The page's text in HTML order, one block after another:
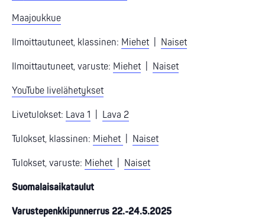
Maajoukkue
Ilmoittautuneet, klassinen: Miehet Naiset
Ilmoittautuneet, varuste: Miehet Naiset
YouTube livelähetykset
Livetulokset: Lava 1 Lava 2
Tulokset, klassinen: Miehet Naiset
Tulokset, varuste: Miehet Naiset
Suomalaisaikataulut
Varustepenkkipunnerrus 22.-24.5.2025